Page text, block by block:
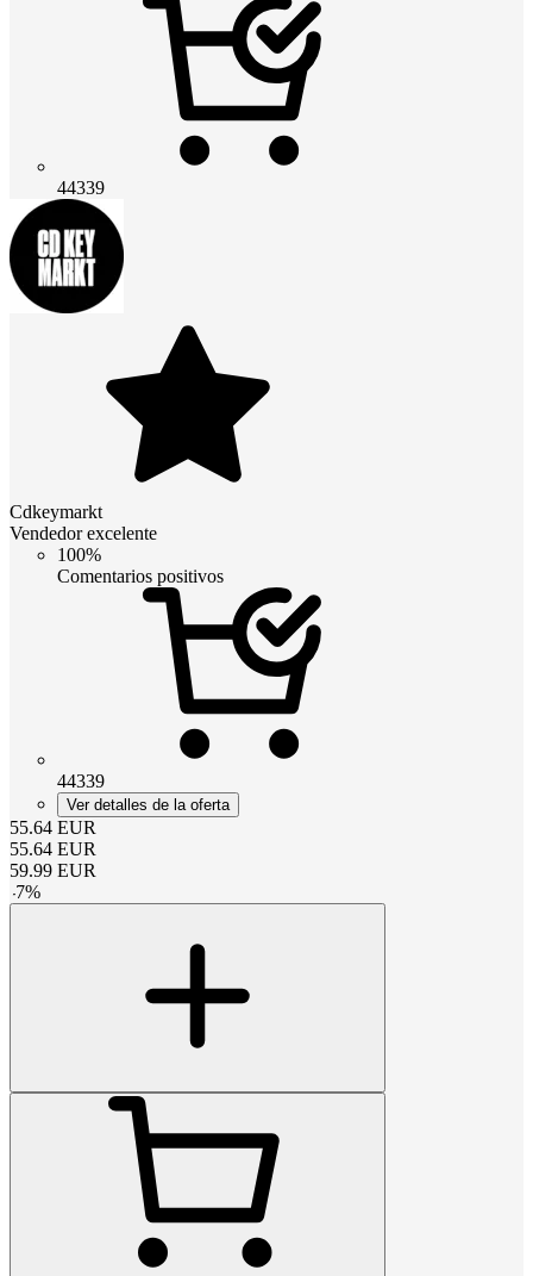
44339
Cdkeymarkt
Vendedor excelente
100%
Comentarios positivos
44339
Ver detalles de la oferta
55.64 EUR
55.64 EUR
59.99 EUR
-7%